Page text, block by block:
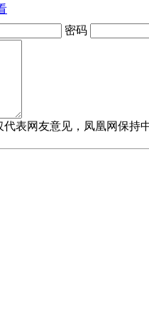
密码
代表网友意见，凤凰网保持中